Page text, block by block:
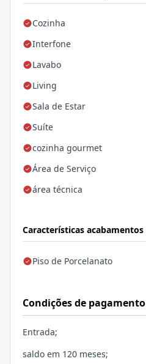
Cozinha
Interfone
Lavabo
Living
Sala de Estar
Suíte
cozinha gourmet
Área de Serviço
área técnica
Características acabamentos
Piso de Porcelanato
Condições de pagamento
Entrada;
saldo em 120 meses;